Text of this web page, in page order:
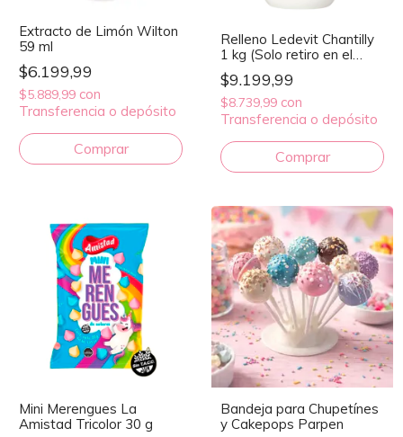
Extracto de Limón Wilton
59 ml
$6.199,99
$5.889,99 con
Transferencia o depósito
Relleno Ledevit Chantilly
1 kg (Solo retiro en el
local)
$9.199,99
$8.739,99 con
Transferencia o depósito
Mini Merengues La
Amistad Tricolor 30 g
Bandeja para Chupetínes
y Cakepops Parpen